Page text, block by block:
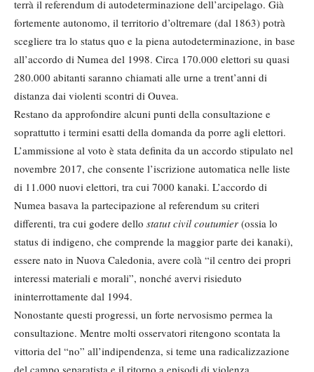
terrà il referendum di autodeterminazione dell’arcipelago. Già
fortemente autonomo, il territorio d’oltremare (dal 1863) potrà
scegliere tra lo status quo e la piena autodeterminazione, in base
all’accordo di Numea del 1998. Circa 170.000 elettori su quasi
280.000 abitanti saranno chiamati alle urne a trent’anni di
distanza dai violenti scontri di Ouvea.
Restano da approfondire alcuni punti della consultazione e
soprattutto i termini esatti della domanda da porre agli elettori.
L’ammissione al voto è stata definita da un accordo stipulato nel
novembre 2017, che consente l’iscrizione automatica nelle liste
di 11.000 nuovi elettori, tra cui 7000 kanaki. L’accordo di
Numea basava la partecipazione al referendum su criteri
differenti, tra cui godere dello statut civil coutumier (ossia lo
status di indigeno, che comprende la maggior parte dei kanaki),
essere nato in Nuova Caledonia, avere colà “il centro dei propri
interessi materiali e morali”, nonché avervi risieduto
ininterrottamente dal 1994.
Nonostante questi progressi, un forte nervosismo permea la
consultazione. Mentre molti osservatori ritengono scontata la
vittoria del “no” all’indipendenza, si teme una radicalizzazione